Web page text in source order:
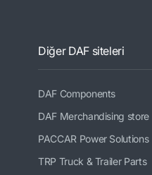
Diğer DAF siteleri
DAF Components
DAF Merchandising store
PACCAR Power Solutions
TRP Truck & Trailer Parts